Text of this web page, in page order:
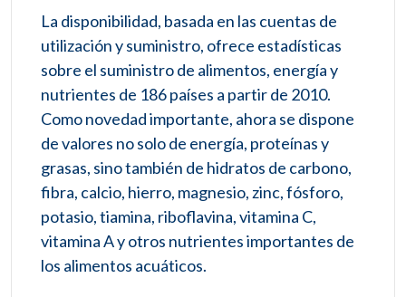
La disponibilidad, basada en las cuentas de
utilización y suministro, ofrece estadísticas
sobre el suministro de alimentos, energía y
nutrientes de 186 países a partir de 2010.
Como novedad importante, ahora se dispone
de valores no solo de energía, proteínas y
grasas, sino también de hidratos de carbono,
fibra, calcio, hierro, magnesio, zinc, fósforo,
potasio, tiamina, riboflavina, vitamina C,
vitamina A y otros nutrientes importantes de
los alimentos acuáticos.